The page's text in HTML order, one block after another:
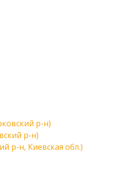
р-н)
р-н)
р-н, Киевская обл.)